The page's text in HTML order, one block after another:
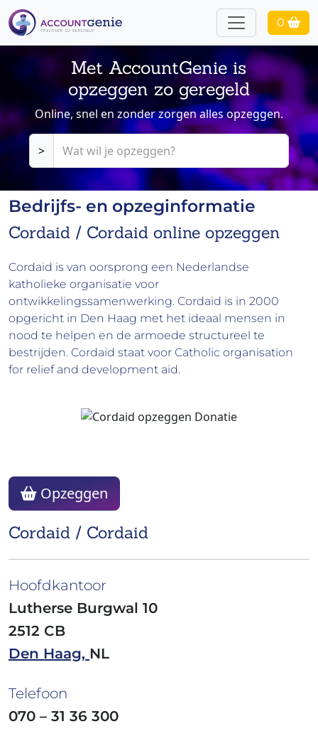
0
Met AccountGenie is
opzeggen zo geregeld
Online, snel en zonder zorgen alles opzeggen.
>
Bedrijfs- en opzeginformatie
Cordaid / Cordaid online opzeggen
Cordaid is van oorsprong een Nederlandse
katholieke organisatie voor
ontwikkelingssamenwerking. Cordaid is in 2000
opgericht in Den Haag met het ideaal mensen in
nood te helpen en de armoede structureel te
bestrijden. Cordaid staat voor Catholic organisation
for relief and development aid.
Cordaid / Cordaid
Opzeggen
Hoofdkantoor
Lutherse Burgwal 10
2512 CB
Den Haag, NL
Telefoon
070 – 31 36 300